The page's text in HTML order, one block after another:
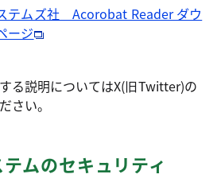
テムズ社 Acorobat Reader ダウ
ージ
る説明についてはX(旧Twitter)の
さい。
ムのセキュリティ